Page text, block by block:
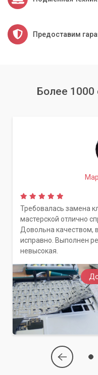
Предоставим
Более 1000
Требовалась замена
мастерской отлично
Довольна качеством,
исправно. Выполнен
невысокая.